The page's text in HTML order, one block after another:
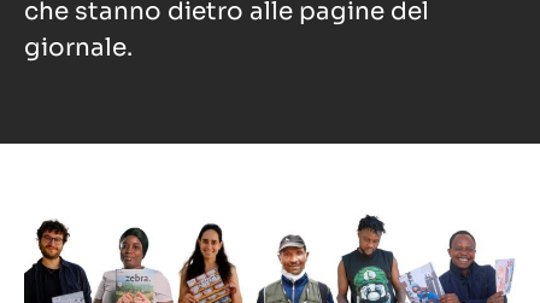
che stanno dietro alle pagine del
giornale.